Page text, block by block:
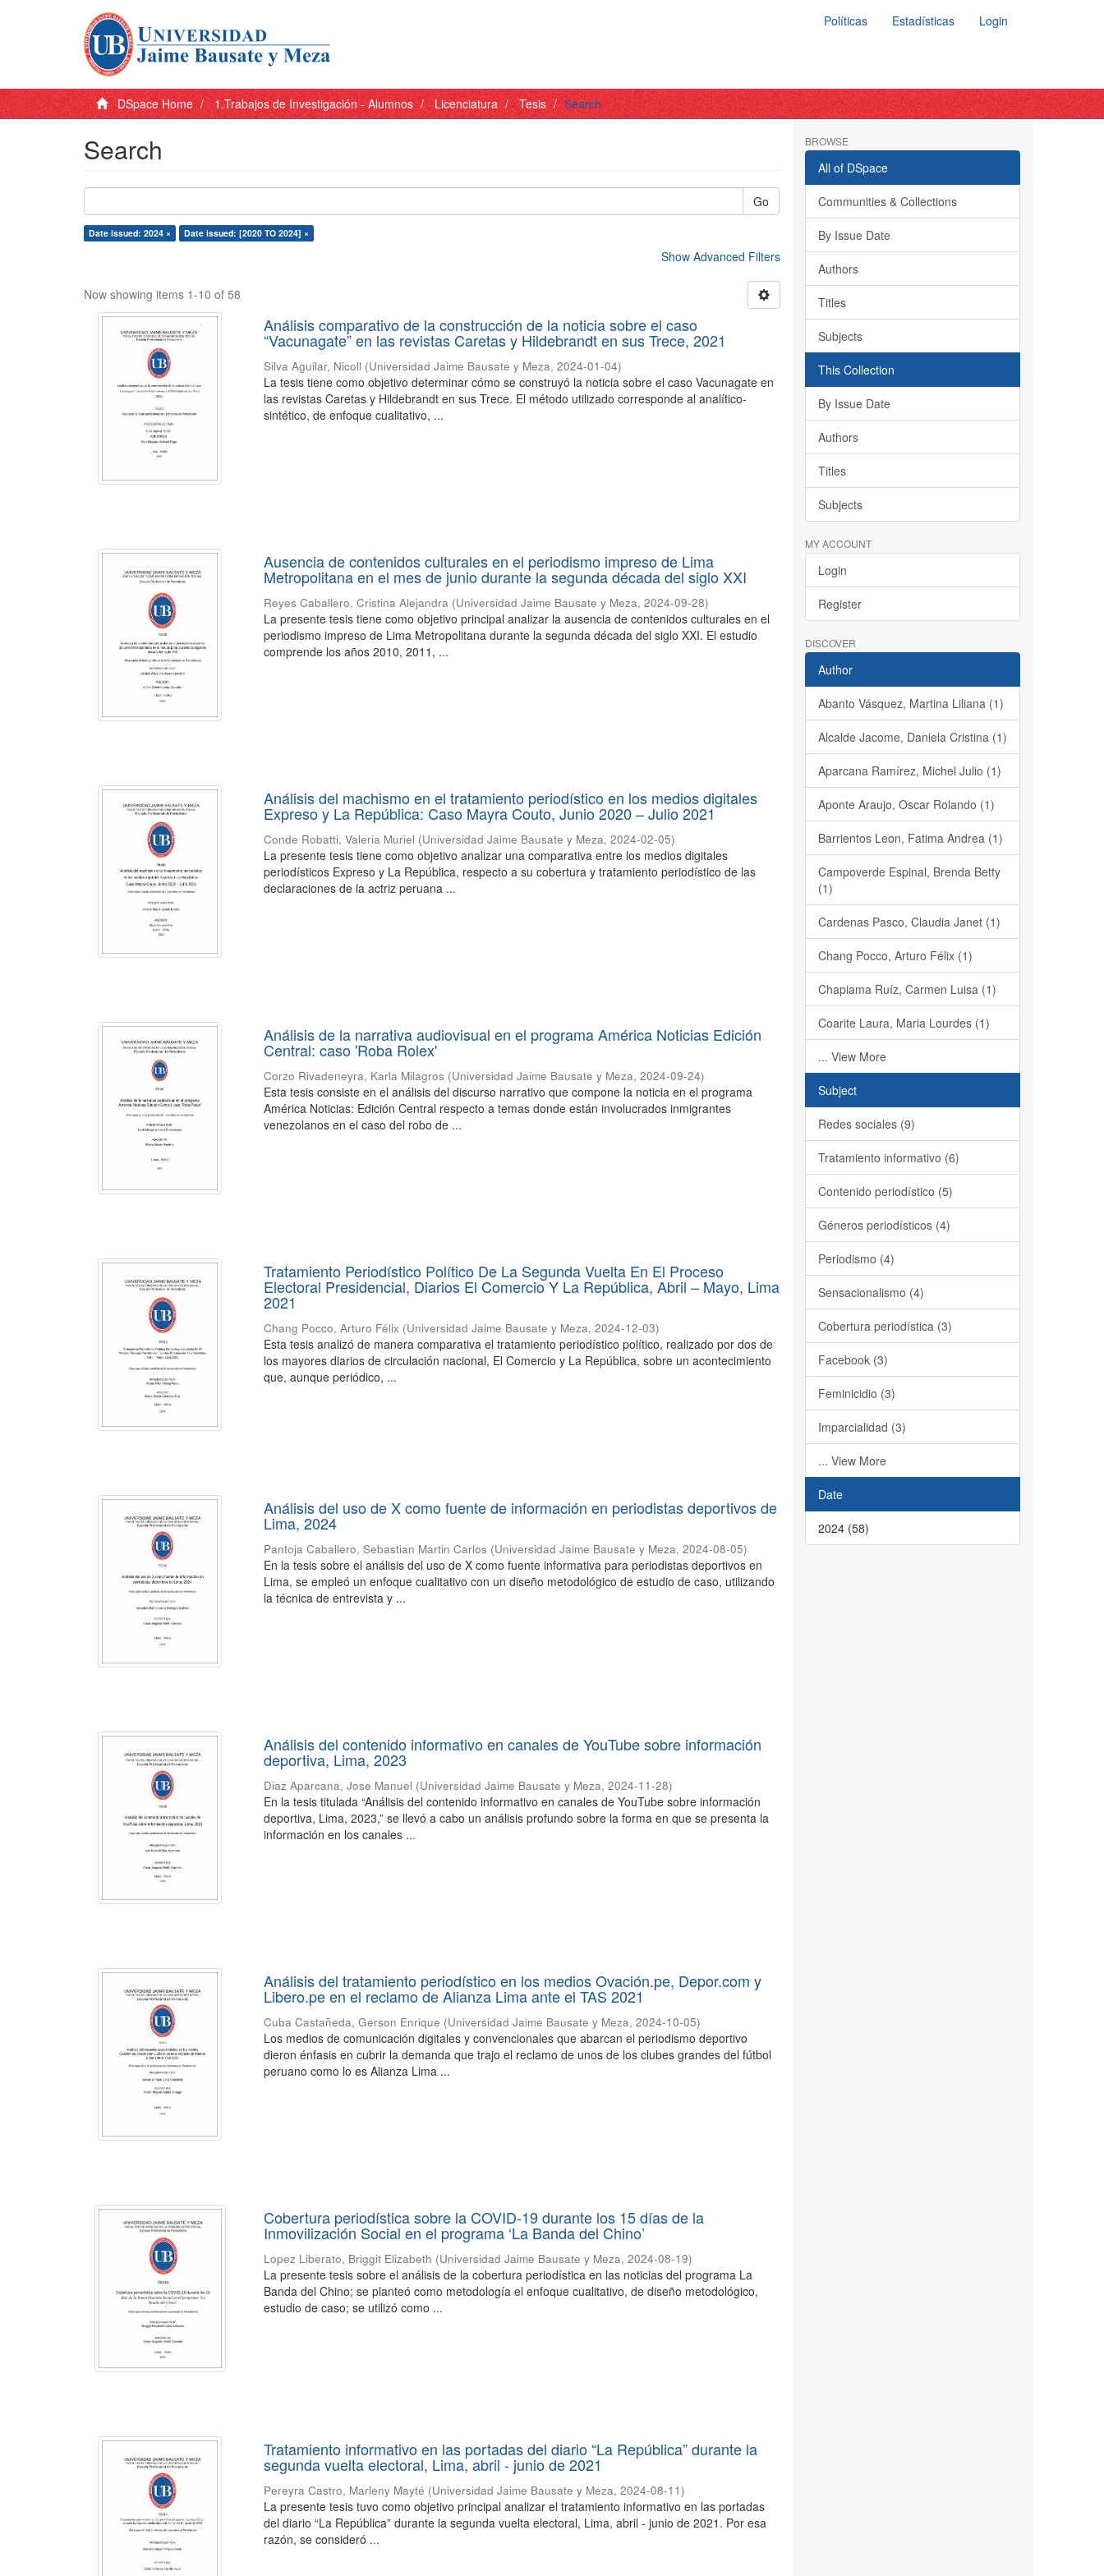
Políticas Estadísticas Login
DSpace Home 1.Trabajos de Investigación - Alumnos Licenciatura Tesis Search
Search
Go
Date issued: 2024 × Date issued: [2020 TO 2024] ×
Show Advanced Filters
Now showing items 1-10 of 58
Análisis comparativo de la construcción de la noticia sobre el caso
“Vacunagate” en las revistas Caretas y Hildebrandt en sus Trece, 2021
Silva Aguilar, Nicoll (Universidad Jaime Bausate y Meza,2024-01-04)
La tesis tiene como objetivo determinar cómo se construyó la noticia sobre el caso Vacunagate en
las revistas Caretas y Hildebrandt en sus Trece. El método utilizado corresponde al analítico-
sintético, de enfoque cualitativo, ...
Ausencia de contenidos culturales en el periodismo impreso de Lima
Metropolitana en el mes de junio durante la segunda década del siglo XXI
Reyes Caballero, Cristina Alejandra (Universidad Jaime Bausate y Meza,2024-09-28)
La presente tesis tiene como objetivo principal analizar la ausencia de contenidos culturales en el
periodismo impreso de Lima Metropolitana durante la segunda década del siglo XXI. El estudio
comprende los años 2010, 2011, ...
Análisis del machismo en el tratamiento periodístico en los medios digitales
Expreso y La República: Caso Mayra Couto, Junio 2020 – Julio 2021
Conde Robatti, Valeria Muriel (Universidad Jaime Bausate y Meza,2024-02-05)
La presente tesis tiene como objetivo analizar una comparativa entre los medios digitales
periodísticos Expreso y La República, respecto a su cobertura y tratamiento periodístico de las
declaraciones de la actriz peruana ...
Análisis de la narrativa audiovisual en el programa América Noticias Edición
Central: caso 'Roba Rolex'
Corzo Rivadeneyra, Karla Milagros (Universidad Jaime Bausate y Meza,2024-09-24)
Esta tesis consiste en el análisis del discurso narrativo que compone la noticia en el programa
América Noticias: Edición Central respecto a temas donde están involucrados inmigrantes
venezolanos en el caso del robo de ...
Tratamiento Periodístico Político De La Segunda Vuelta En El Proceso
Electoral Presidencial, Diarios El Comercio Y La República, Abril – Mayo, Lima
2021
Chang Pocco, Arturo Félix (Universidad Jaime Bausate y Meza,2024-12-03)
Esta tesis analizó de manera comparativa el tratamiento periodístico político, realizado por dos de
los mayores diarios de circulación nacional, El Comercio y La República, sobre un acontecimiento
que, aunque periódico, ...
Análisis del uso de X como fuente de información en periodistas deportivos de
Lima, 2024
Pantoja Caballero, Sebastian Martin Carlos (Universidad Jaime Bausate y Meza,2024-08-05)
En la tesis sobre el análisis del uso de X como fuente informativa para periodistas deportivos en
Lima, se empleó un enfoque cualitativo con un diseño metodológico de estudio de caso, utilizando
la técnica de entrevista y ...
Análisis del contenido informativo en canales de YouTube sobre información
deportiva, Lima, 2023
Diaz Aparcana, Jose Manuel (Universidad Jaime Bausate y Meza,2024-11-28)
En la tesis titulada “Análisis del contenido informativo en canales de YouTube sobre información
deportiva, Lima, 2023,” se llevó a cabo un análisis profundo sobre la forma en que se presenta la
información en los canales ...
Análisis del tratamiento periodístico en los medios Ovación.pe, Depor.com y
Libero.pe en el reclamo de Alianza Lima ante el TAS 2021
Cuba Castañeda, Gerson Enrique (Universidad Jaime Bausate y Meza,2024-10-05)
Los medios de comunicación digitales y convencionales que abarcan el periodismo deportivo
dieron énfasis en cubrir la demanda que trajo el reclamo de unos de los clubes grandes del fútbol
peruano como lo es Alianza Lima ...
Cobertura periodística sobre la COVID-19 durante los 15 días de la
Inmovilización Social en el programa ‘La Banda del Chino’
Lopez Liberato, Briggit Elizabeth (Universidad Jaime Bausate y Meza,2024-08-19)
La presente tesis sobre el análisis de la cobertura periodística en las noticias del programa La
Banda del Chino; se planteó como metodología el enfoque cualitativo, de diseño metodológico,
estudio de caso; se utilizó como ...
Tratamiento informativo en las portadas del diario “La República” durante la
segunda vuelta electoral, Lima, abril - junio de 2021
Pereyra Castro, Marleny Mayté (Universidad Jaime Bausate y Meza,2024-08-11)
La presente tesis tuvo como objetivo principal analizar el tratamiento informativo en las portadas
del diario “La República” durante la segunda vuelta electoral, Lima, abril - junio de 2021. Por esa
razón, se consideró ...
BROWSE
All of DSpace
Communities & Collections
By Issue Date
Authors
Titles
Subjects
This Collection
By Issue Date
Authors
Titles
Subjects
MY ACCOUNT
Login
Register
DISCOVER
Author
Abanto Vásquez, Martina Liliana (1)
Alcalde Jacome, Daniela Cristina (1)
Aparcana Ramírez, Michel Julio (1)
Aponte Araujo, Oscar Rolando (1)
Barrientos Leon, Fatima Andrea (1)
Campoverde Espinal, Brenda Betty
(1)
Cardenas Pasco, Claudia Janet (1)
Chang Pocco, Arturo Félix (1)
Chapiama Ruíz, Carmen Luisa (1)
Coarite Laura, Maria Lourdes (1)
... View More
Subject
Redes sociales (9)
Tratamiento informativo (6)
Contenido periodístico (5)
Géneros periodísticos (4)
Periodismo (4)
Sensacionalismo (4)
Cobertura periodística (3)
Facebook (3)
Feminicidio (3)
Imparcialidad (3)
... View More
Date
2024 (58)